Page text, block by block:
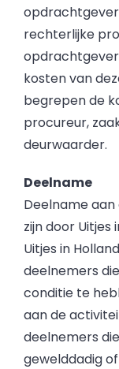
rechterlijke
kosten van
begrepen de
procureur,
deurwaarder.
Deelname
Deelname
zijn door Uitjes
Uitjes in
deelnemers
conditie te
aan de
deelnemers
gewelddadig